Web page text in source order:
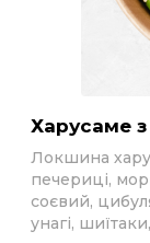
Харусаме
Локшина
печериці,
соєвий,
унагі,